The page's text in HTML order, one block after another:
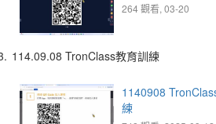
264 觀看, 03-20
114.09.08 TronClass教育訓練
1140908
練